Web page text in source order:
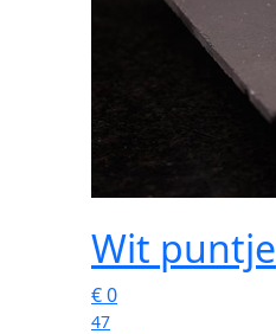
Wit puntje
€0
47